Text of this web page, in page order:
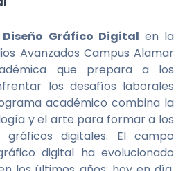
Gráfico Digital en la
Avanzados Campus Alamar
que prepara a los
los desafíos laborales
académico combina la
y el arte para formar a los
gráficos digitales. El campo
digital ha evolucionado